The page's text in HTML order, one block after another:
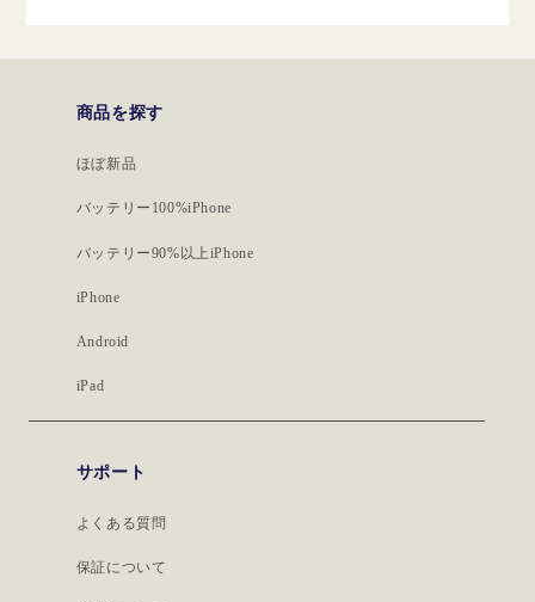
商品を探す
ほぼ新品
バッテリー100%iPhone
バッテリー90%以上iPhone
iPhone
Android
iPad
サポート
よくある質問
保証について